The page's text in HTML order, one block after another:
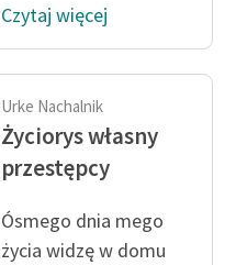
Czytaj więcej
Urke Nachalnik
Życiorys własny
przestępcy
Ósmego dnia mego
życia widzę w domu